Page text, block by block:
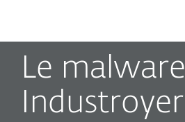
Le malware
Industroyer